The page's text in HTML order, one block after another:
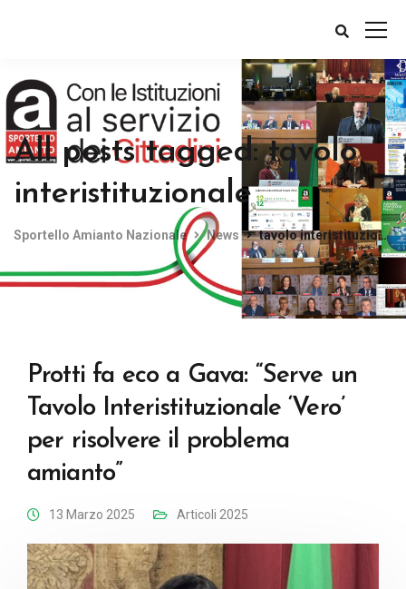
All posts tagged: tavolo
interistituzionale
Sportello Amianto Nazionale News tavolo interistituzionale
Protti fa eco a Gava: “Serve un
Tavolo Interistituzionale ‘Vero’
per risolvere il problema
amianto”
13 Marzo 2025 Articoli 2025